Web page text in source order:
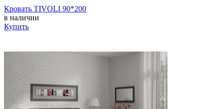
Кровать TIVOLI 90*200
в наличии
Купить